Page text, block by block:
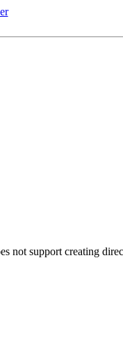
not support creating